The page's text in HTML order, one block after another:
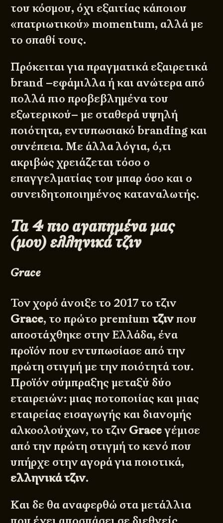
του κόσμου, όχι εξαιτίας κάποιου
«πατριωτικού» momentum, αλλά με
το σπαθί τους.
Πρόκειται για πραγματικά εξαιρετικά
brand –εφάμιλλα ή και ανώτερα από
πολλά πιο προβεβλημένα του
εξωτερικού– με σταθερά υψηλή
ποιότητα, εντυπωσιακό branding και
συνέπεια. Με άλλα λόγια, ό,τι
ακριβώς χρειάζεται τόσο ο
επαγγελματίας του μπαρ όσο και ο
συνειδητοποιημένος καταναλωτής.
Τα 4 πιο αγαπημένα μας
(μου) ελληνικά τζιν
Grace
Τον χορό άνοιξε το 2017 το τζιν
Grace, το πρώτο premium τζιν που
αποστάχθηκε στην Ελλάδα, ένα
προϊόν που εντυπωσίασε από την
πρώτη στιγμή με την ποιότητά του.
Προϊόν σύμπραξης μεταξύ δύο
εταιρειών: μιας ποτοποιίας και μιας
εταιρείας εισαγωγής και διανομής
αλκοολούχων, το τζιν Graceγέμισε
από την πρώτη στιγμή το κενό που
υπήρχε στην αγορά για ποιοτικά,
ελληνικά τζιν.
Και δε θα αναφερθώ στα μετάλλια